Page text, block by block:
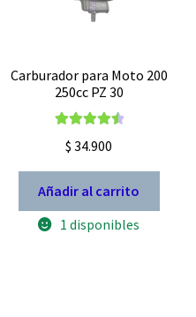
Carburador para Moto 200
250cc PZ 30
con
5
$ 34.900
Añadir al carrito
1 disponibles